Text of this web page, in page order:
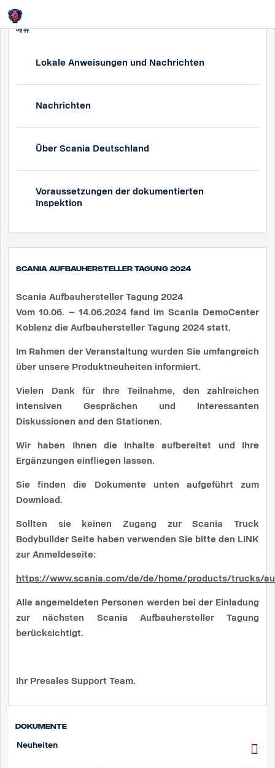
메뉴
Lokale Anweisungen und Nachrichten
Nachrichten
Über Scania Deutschland
Voraussetzungen der dokumentierten
Inspektion
Scania Aufbauhersteller Tagung 2024
Scania Aufbauhersteller Tagung 2024
Vom 10.06. – 14.06.2024 fand im Scania DemoCenter
Koblenz die Aufbauhersteller Tagung 2024 statt.
Im Rahmen der Veranstaltung wurden Sie umfangreich
über unsere Produktneuheiten informiert.
Vielen Dank für Ihre Teilnahme, den zahlreichen
intensiven Gesprächen und interessanten
Diskussionen and den Stationen.
Wir haben Ihnen die Inhalte aufbereitet und Ihre
Ergänzungen einfliegen lassen.
Sie finden die Dokumente unten aufgeführt zum
Download.
Sollten sie keinen Zugang zur Scania Truck
Bodybuilder Seite haben verwenden Sie bitte den LINK
zur Anmeldeseite:
https://www.scania.com/de/de/home/products/trucks/
Alle angemeldeten Personen werden bei der Einladung
zur nächsten Scania Aufbauhersteller Tagung
berücksichtigt.
Ihr Presales Support Team.
Dokumente
Neuheiten